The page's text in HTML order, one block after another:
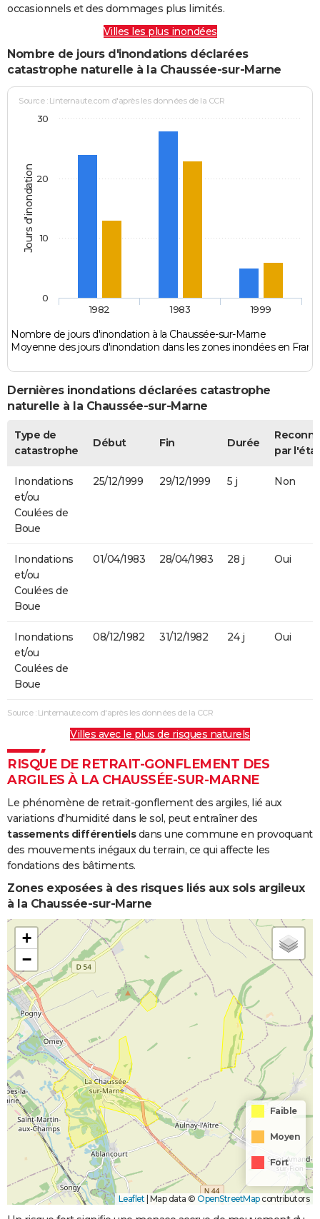
occasionnels et des dommages plus limités.
Villes les plus inondées
Nombre de jours d'inondations déclarées
catastrophe naturelle à la Chaussée-sur-Marne
Jours d'inondation
Source : Linternaute.com d'après les données de la CCR
Nombre de jours d'inondation à la Chaussée-sur-Marne
Moyenne des jours d'inondation dans les zones inondées en
1982 1983 1999
0
10
20
30
Dernières inondations déclarées catastrophe
naturelle à la Chaussée-sur-Marne
Type de
catastrophe
Début Fin Durée
par l'état
Inondations
et/ou
Coulées de
Boue
25/12/1999 29/12/1999 5 j Non
Inondations
et/ou
Coulées de
Boue
01/04/1983 28/04/1983 28 j Oui
Inondations
et/ou
Coulées de
Boue
08/12/1982 31/12/1982 24 j Oui
Source : Linternaute.com d'après les données de la CCR
Villes avec le plus de risques naturels
RISQUE DE RETRAIT-GONFLEMENT DES
ARGILES À LA CHAUSSÉE-SUR-MARNE
Le phénomène de retrait-gonflement des argiles, lié aux
variations d'humidité dans le sol, peut entraîner des
tassements différentielsdans une commune en provoquant
des mouvements inégaux du terrain, ce qui affecte les
fondations des bâtiments.
Zones exposées à des risques liés aux sols argileux
à la Chaussée-sur-Marne
+
−
Faible
Moyen
Fort
Leaflet | Map data © OpenStreetMapcontributors